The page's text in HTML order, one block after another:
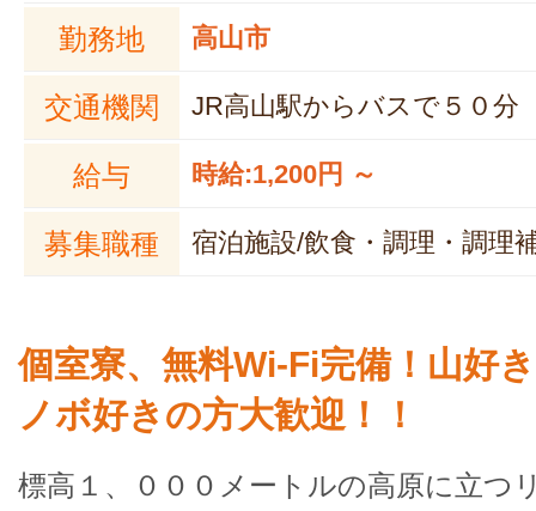
勤務地 高山市
交通機関 JR高山駅からバスで５０分
給与 時給:1,200円 ～
募集職種 宿泊施設/飲食・調理・調理
個室寮、無料Wi-Fi完備！山好
ノボ好きの方大歓迎！！
標高１、０００メートルの高原に立つ